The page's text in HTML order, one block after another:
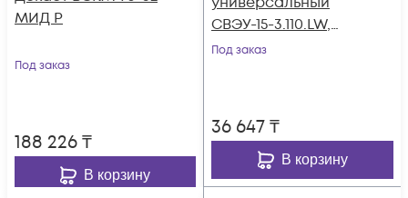
МИД Р
Под заказ
188 226₸
В корзину
СВЭУ-15-3.110.LW,
СЭТ.469333.148-03.03,
Под заказ
36 647₸
В корзину